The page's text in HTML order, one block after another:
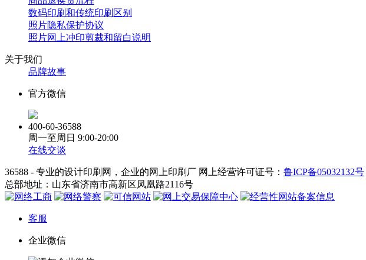
数码印刷和传统印刷区别
照片隐私保护协议
照片网上冲印剪裁和留白说明
关于我们
品牌故事
官方微信
400-60-36588
周一至周日 9:00-20:00
在线交谈
36588 - 专业的设计印刷网，企业的网上印刷厂 网上经营许可证号： 鲁ICP备05032132号
总部地址：山东省济南市高新区凤凰路2116号
客服
企业微信